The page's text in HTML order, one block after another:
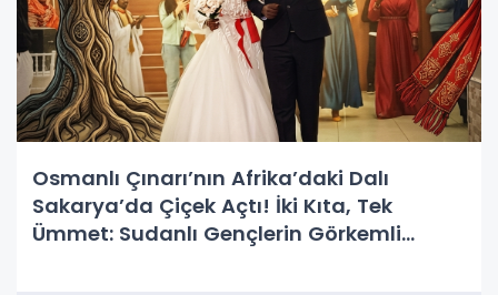
Osmanlı Çınarı’nın Afrika’daki Dalı
Sakarya’da Çiçek Açtı! İki Kıta, Tek
Ümmet: Sudanlı Gençlerin Görkemli